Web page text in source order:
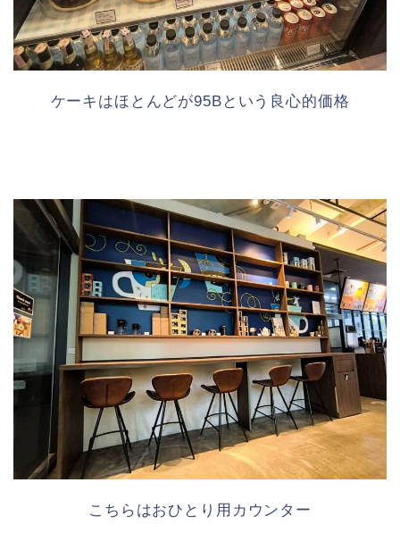
ケーキはほとんどが95Bという良心的価格
こちらはおひとり用カウンター